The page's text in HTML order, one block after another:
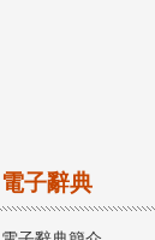
電子辭典